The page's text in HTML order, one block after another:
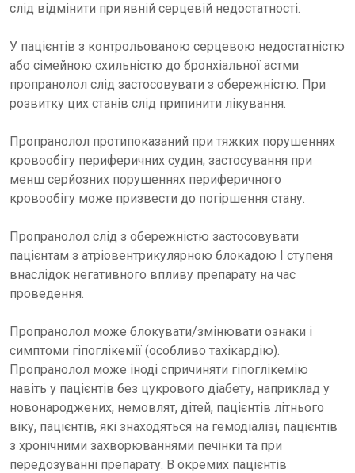
слід відмінити при явній серцевій недостатності.
У пацієнтів з контрольованою серцевою недостатністю
або сімейною схильністю до бронхіальної астми
пропранолол слід застосовувати з обережністю. При
розвитку цих станів слід припинити лікування.
Пропранолол протипоказаний при тяжких порушеннях
кровообігу периферичних судин; застосування при
менш серйозних порушеннях периферичного
кровообігу може призвести до погіршення стану.
Пропранолол слід з обережністю застосовувати
пацієнтам з атріовентрикулярною блокадою І ступеня
внаслідок негативного впливу препарату на час
проведення.
Пропранолол може блокувати/змінювати ознаки і
симптоми гіпоглікемії (особливо тахікардію).
Пропранолол може іноді спричиняти гіпоглікемію
навіть у пацієнтів без цукрового діабету, наприклад у
новонароджених, немовлят, дітей, пацієнтів літнього
віку, пацієнтів, які знаходяться на гемодіалізі, пацієнтів
з хронічними захворюваннями печінки та при
передозуванні препарату. В окремих пацієнтів